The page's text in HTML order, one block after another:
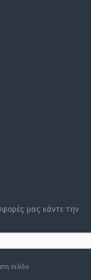
μας κάντε την
σελίδα